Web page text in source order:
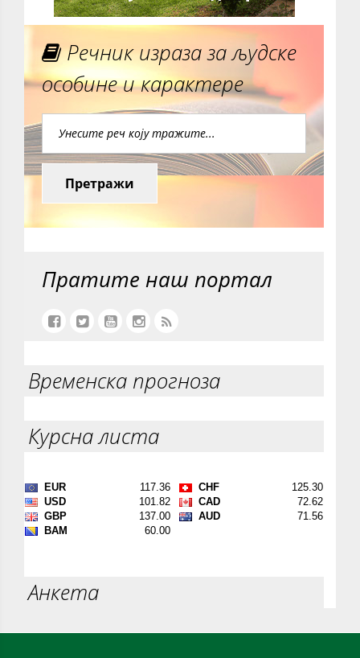
Речник израза за људске
особине и карактере
Претражи
Пратите наш портал
Временска прогноза
Курсна листа
Анкета